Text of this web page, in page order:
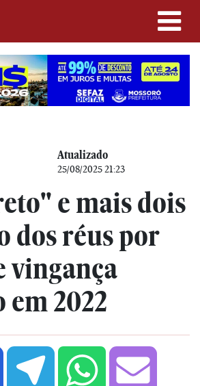
Atualizado
25/08/2025 21:23
e mais dois
dos réus por
vingança
2022